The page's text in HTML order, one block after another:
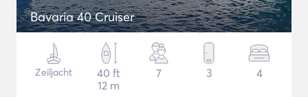
Bavaria 40 Cruiser
Zeiljacht
40 ft
12 m
7 3 4